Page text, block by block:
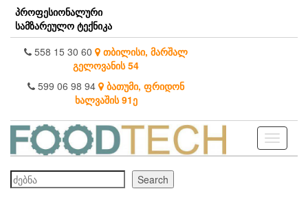
Skip
the
content
პროფესიონალური
სამზარეულო ტექნიკა
558 15 30 60 თბილისი, მარშალ
გელოვანის 54
599 06 98 94 ბათუმი, ფრიდონ
ხალვაშის 91ე
Toggle
ძებნა
Search